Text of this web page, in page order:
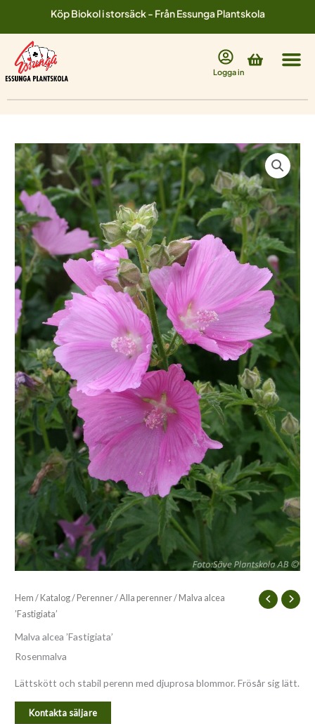
innehåll
Köp Biokol i storsäck - Från Essunga Plantskola
Logga in
Varukorg
Hem / Katalog/ Perenner/Alla perenner/ Malva alcea
’Fastigiata’
Malva alcea ’Fastigiata’
Rosenmalva
Lättskött och stabil perenn med djuprosa blommor. Frösår sig lätt.
Kontakta säljare